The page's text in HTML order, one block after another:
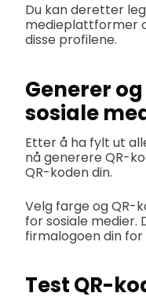
Du kan deretter
medieplattformer
disse profilene.
Generer
sosiale
Etter å ha fylt ut
nå generere QR-
QR-koden din.
Velg farge og QR-
for sosiale medier.
firmalogoen din
Test QR-